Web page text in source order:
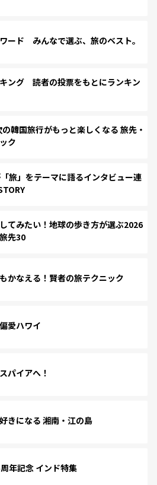
ード みんなで選ぶ、旅のベスト。
ング 読者の投票をもとにランキン
韓国旅行がもっと楽しくなる 旅先・
ク
旅」をテーマに語るインタビュー連
てみたい！地球の歩き方が選ぶ2026
先30
かなえる！賢者の旅テクニック
愛ハワイ
パイアへ！
きになる 湘南・江の島
年記念 インド特集